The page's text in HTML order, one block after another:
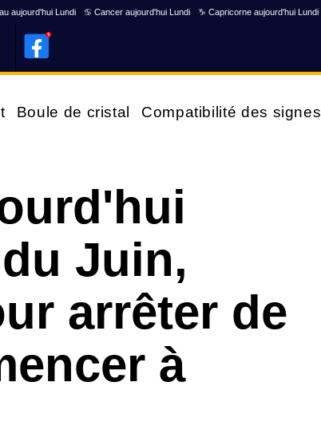
aujourd'hui Lundi ♋ Cancer aujourd'hui Lundi ♑ Capricorne aujourd'hui Lundi
Boule de cristal Compatibilité des signes
Juin,
arrêter de
à